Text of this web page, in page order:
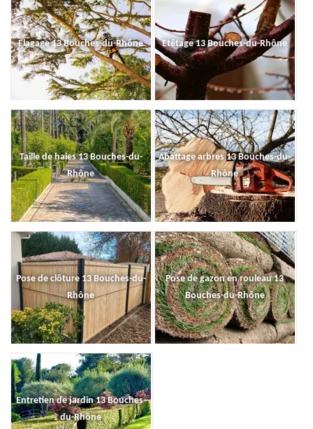
Elagage 13 Bouches-du-Rhône Etêtage 13 Bouches-du-Rhône
Taille de haies 13 Bouches-du-
Rhône
Abattage arbres 13 Bouches-du-
Rhône
Pose de clôture 13 Bouches-du-
Rhône
Pose de gazon en rouleau 13
Bouches-du-Rhône
Entretien de jardin 13 Bouches-
du-Rhône